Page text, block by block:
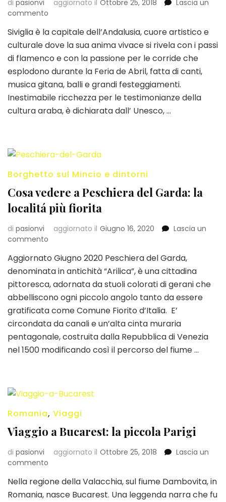
di pasionvi aggiornato il Ottobre 25, 2018
Lascia un
commento
cose
da
vedere
fare
a
Siviglia
Siviglia è la capitale dell’Andalusia, cuore artistico e
culturale dove la sua anima vivace si rivela con i passi
di flamenco e con la passione per le corride che
esplodono durante la Feria de Abril, fatta di canti,
musica gitana, balli e grandi festeggiamenti.
Inestimabile ricchezza per le testimonianze della
cultura araba, è dichiarata dall’ Unesco, …
Borghetto sul Mincio e dintorni
Cosa vedere a Peschiera del Garda: la
localitá più fiorita
di pasionvi aggiornato il Giugno 16, 2020
Lascia un
commento
vedere
a
Peschiera
del
Garda:
la
localitá
più
fiorita
Aggiornato Giugno 2020 Peschiera del Garda,
denominata in antichità “Arilica”, è una cittadina
pittoresca, adornata da stuoli colorati di gerani che
abbelliscono ogni piccolo angolo tanto da essere
gratificata come Comune Fiorito d’Italia. E’
circondata da canali e un’alta cinta muraria
pentagonale, costruita dalla Repubblica di Venezia
nel 1500 modificando così il percorso del fiume …
Romania, Viaggi
Viaggio a Bucarest: la piccola Parigi
di pasionvi aggiornato il Ottobre 25, 2018
Lascia un
commento
a
Bucarest:
Nella regione della Valacchia, sul fiume Dambovita, in
Romania, nasce Bucarest. Una leggenda narra che fu